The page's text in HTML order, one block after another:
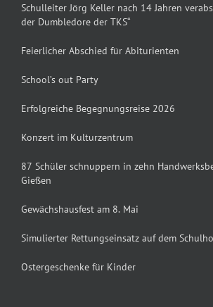
Schulleiter Jörg Keller nach 14 Jahren
der Dumbledore der TKS“
Feierlicher Abschied für Abiturienten
School’s out Party
Erfolgreiche Begegnungsreise 2026
Konzert im Kulturzentrum
87 Schüler schnuppern in zehn
Gießen
Gewächshausfest am 8. Mai
Simulierter Rettungseinsatz auf dem
Ostergeschenke für Kinder